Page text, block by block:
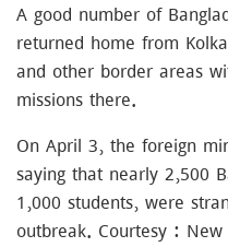
A good number of
returned home from
and other border areas
missions there.
On April 3, the foreign
saying that nearly 2,500
1,000 students, were
outbreak. Courtesy : New